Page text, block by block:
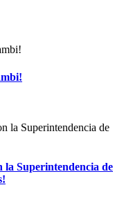
la Superintendencia de